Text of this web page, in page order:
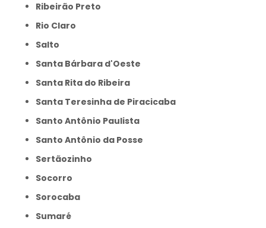
Ribeirão Preto
Rio Claro
Salto
Santa Bárbara d'Oeste
Santa Rita do Ribeira
Santa Teresinha de Piracicaba
Santo Antônio Paulista
Santo Antônio da Posse
Sertãozinho
Socorro
Sorocaba
Sumaré